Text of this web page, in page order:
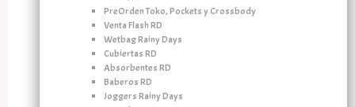
PreOrden Toko, Pockets y Crossbody
Venta Flash RD
Wetbag Rainy Days
Cubiertas RD
Absorbentes RD
Baberos RD
Joggers Rainy Days